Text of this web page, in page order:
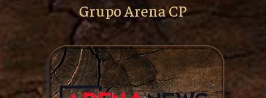
Grupo Arena CP